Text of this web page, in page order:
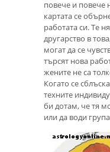
повече и повече
картата се
работата си. Те
другарство в
могат да се
търсят нова
жените не са
Когато се
техните
би дотам, че тя
или да води